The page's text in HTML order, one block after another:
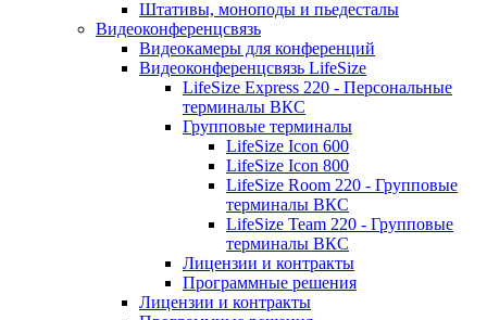
Штативы, моноподы и пьедесталы
Видеоконференцсвязь
Видеокамеры для конференций
Видеоконференцсвязь LifeSize
LifeSize Express 220 - Персональные
терминалы ВКС
Групповые терминалы
LifeSize Icon 600
LifeSize Icon 800
LifeSize Room 220 - Групповые
терминалы ВКС
LifeSize Team 220 - Групповые
терминалы ВКС
Лицензии и контракты
Программные решения
Лицензии и контракты